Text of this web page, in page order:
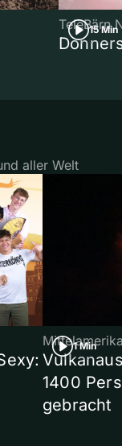
15 Min
TeleBärn
aller Welt
1 Min
1400
gebracht